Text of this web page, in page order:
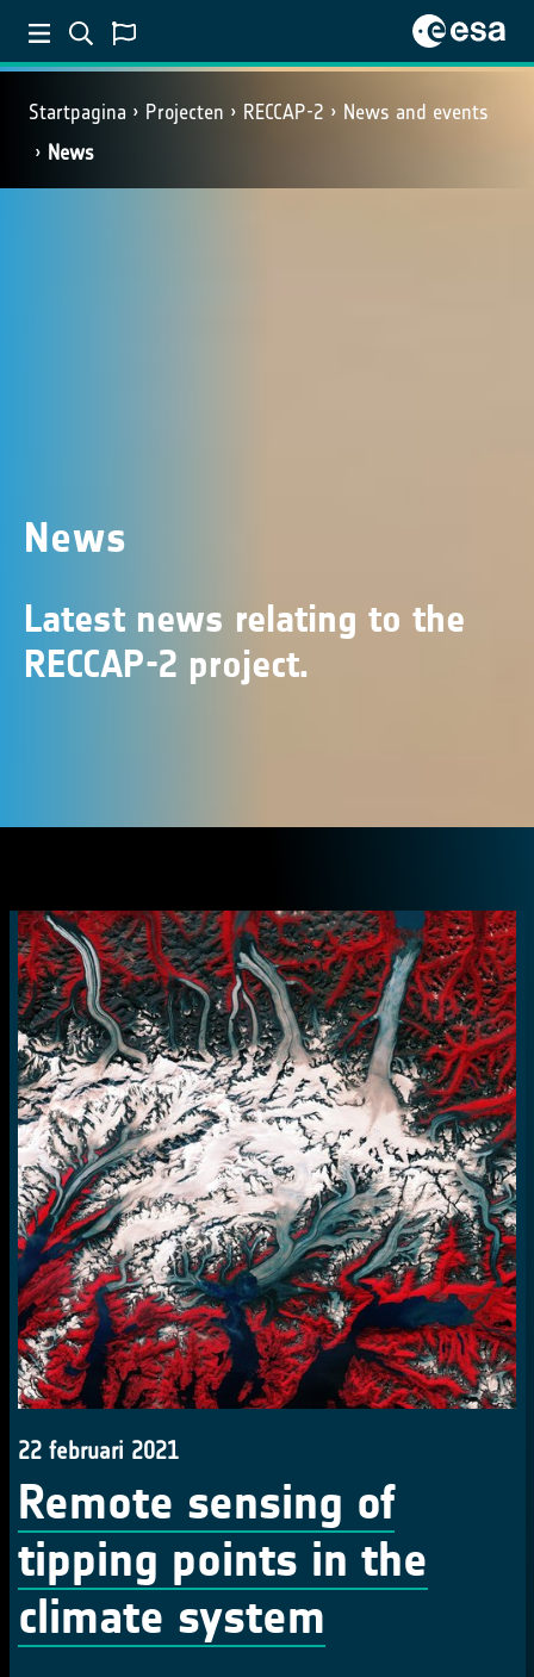
Startpagina Projecten RECCAP-2
News and events
News
News
Latest news relating to the
RECCAP-2 project.
22 februari 2021
Remote sensing of
tipping points in the
climate system